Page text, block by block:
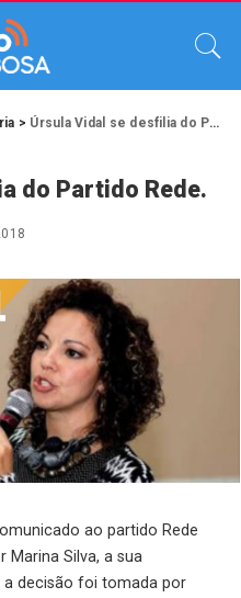
> Úrsula Vidal se desfilia do Partido Rede.
do Partido Rede.
ao partido Rede
Marina Silva, a sua
a decisão foi tomada por